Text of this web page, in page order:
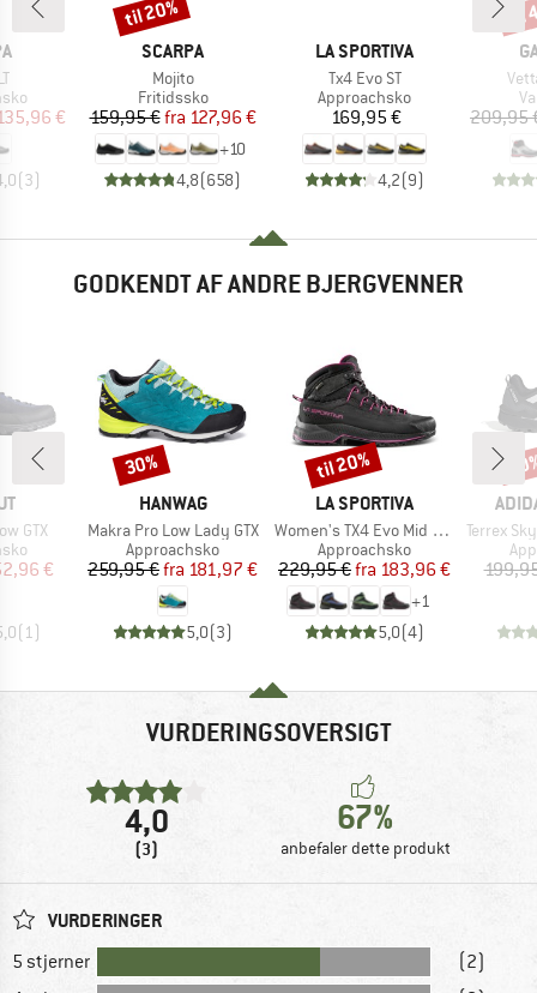
pris
€
(3)
MÆRKE
SCARPA
Artikel
Mojito
Produktgruppe
Fritidssko
Pris
159,95 € Nedsat pris
fra 127,96 €
+10
4,8(658)
Rabat
til 20%
MÆRKE
LA SPORTIVA
Artikel
Tx4 Evo ST
Produktgruppe
Approachsko
Pris
169,95 €
4,2(9)
209,95
GODKENDT AF ANDRE BJERGVENNER
GTX
pris
€
(1)
MÆRKE
HANWAG
Artikel
Makra Pro Low Lady GTX
Produktgruppe
Approachsko
Pris
259,95 € Nedsat pris
fra 181,97 €
5,0(3)
Rabat
30%
MÆRKE
LA SPORTIVA
Artikel
Women's TX4 Evo Mid GTX
Produktgruppe
Approachsko
Pris
229,95 € Nedsat pris
fra 183,96 €
+1
5,0(4)
Rabat
til 20%
Artikel
Terrex
VURDERINGSOVERSIGT
4,0
(3)
67%
anbefaler dette produkt
VURDERINGER
5 stjerner
(2)